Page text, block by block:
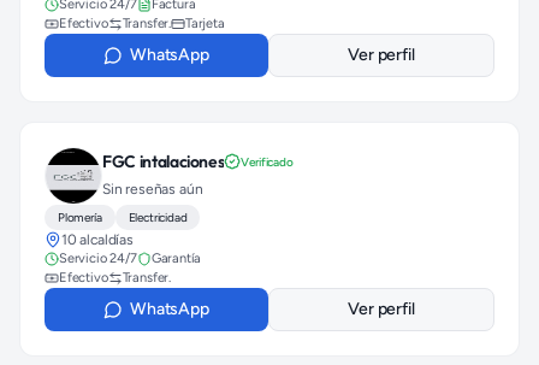
Servicio 24/7
Factura
Efectivo
Transfer. Tarjeta
WhatsApp Ver perfil
FGC intalaciones Verificado
Sin reseñas aún
Plomería Electricidad
10 alcaldías
Servicio 24/7
Garantía
Efectivo
Transfer.
WhatsApp Ver perfil